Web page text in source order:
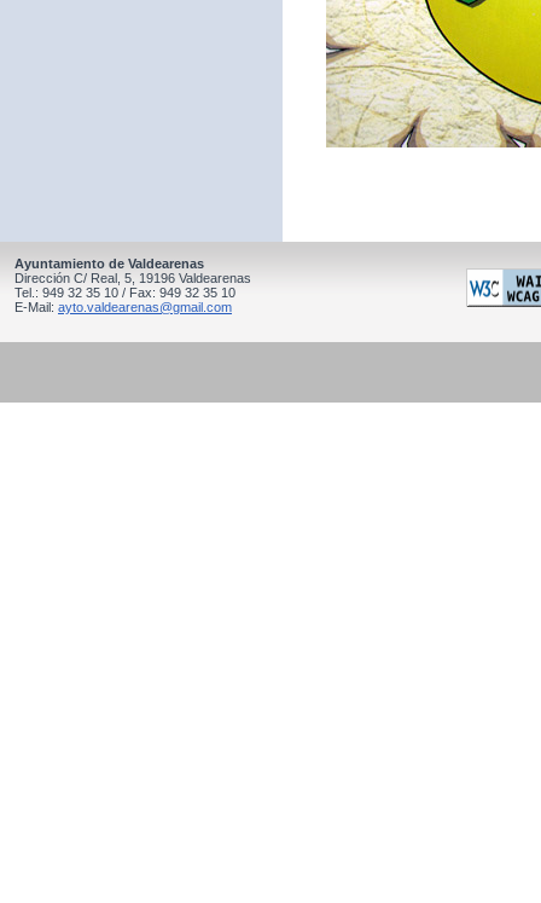
Ayuntamiento de Valdearenas
Dirección C/ Real, 5, 19196 Valdearenas
Tel.: 949 32 35 10 / Fax: 949 32 35 10
E-Mail: ayto.valdearenas@gmail.com